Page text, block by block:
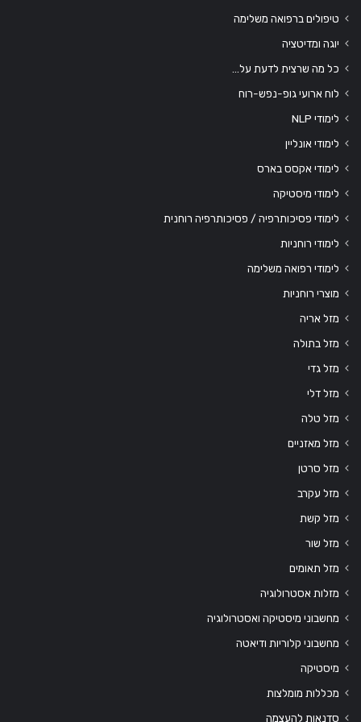
טיפולים ברפואה משלימה
יוגה ומדיטציה
כל מה שרצית לדעת על…
לוח ארועי גופ-נפש-רוח
לימודי NLP
לימודי אונליין
לימודי אקסס בארס
לימודי מיסטיקה
לימודי פסיכותרפיה / פסיכותרפיה רוחנית
לימודי רוחניות
לימודי רפואה משלימה
מוצרי רוחניות
מזל אריה
מזל בתולה
מזל גדי
מזל דלי
מזל טלה
מזל מאזניים
מזל סרטן
מזל עקרב
מזל קשת
מזל שור
מזל תאומים
מזלות אסטרולוגיה
מחשבוני מיסטיקה ואסטרולוגיה
מחשבוני קלוריות ודיאטה
מיסטיקה
מכללות מומלצות
סדנאות להעצמה